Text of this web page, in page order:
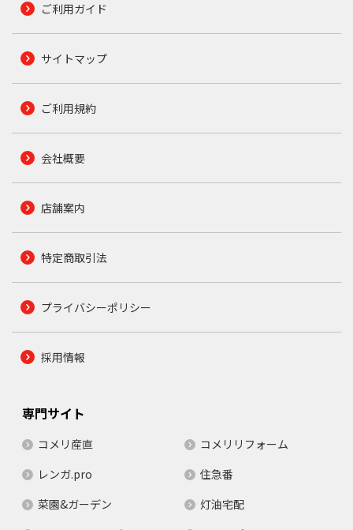
ご利用ガイド
サイトマップ
ご利用規約
会社概要
店舗案内
特定商取引法
プライバシーポリシー
採用情報
専門サイト
コメリ産直
コメリリフォーム
レンガ.pro
住急番
菜園&ガーデン
灯油宅配